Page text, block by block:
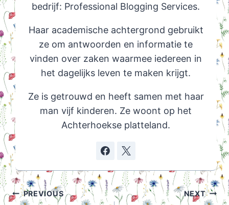
bedrijf: Professional Blogging Services.
Haar academische achtergrond gebruikt
ze om antwoorden en informatie te
vinden over zaken waarmee iedereen in
het dagelijks leven te maken krijgt.
Ze is getrouwd en heeft samen met haar
man vijf kinderen. Ze woont op het
Achterhoekse platteland.
PostPREVIOUS NEXT